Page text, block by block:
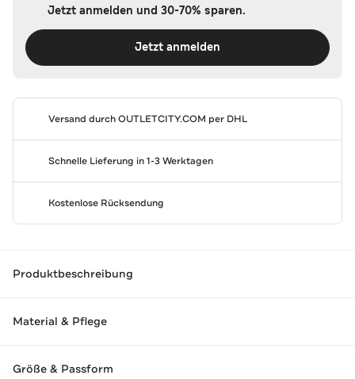
Jetzt anmelden und 30-70% sparen.
Jetzt anmelden
Versand durchOUTLETCITY.COM per DHL
Schnelle Lieferung in 1-3 Werktagen
Kostenlose Rücksendung
Produktbeschreibung
Material & Pflege
Größe & Passform